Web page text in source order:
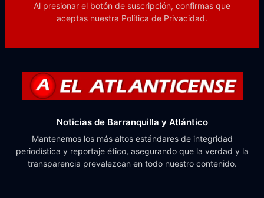
Al presionar el botón de suscripción, confirmas que
aceptas nuestra Política de Privacidad.
Noticias de Barranquilla y Atlántico
Mantenemos los más altos estándares de integridad
periodística y reportaje ético, asegurando que la verdad y la
transparencia prevalezcan en todo nuestro contenido.